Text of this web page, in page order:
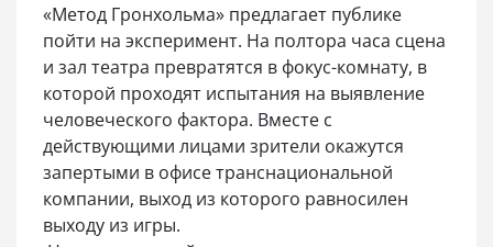
«Метод Гронхольма» предлагает публике
пойти на эксперимент. На полтора часа сцена
и зал театра превратятся в фокус-комнату, в
которой проходят испытания на выявление
человеческого фактора. Вместе с
действующими лицами зрители окажутся
запертыми в офисе транснациональной
компании, выход из которого равносилен
выходу из игры.